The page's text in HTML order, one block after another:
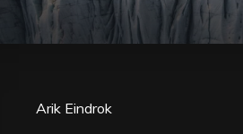
Arik Eindrok